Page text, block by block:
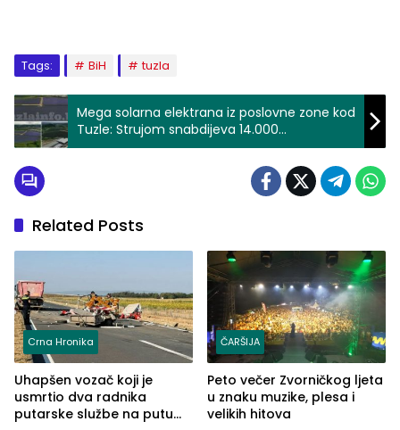
Tags: BiH tuzla
Mega solarna elektrana iz poslovne zone kod
Tuzle: Strujom snabdijeva 14.000
domaćinstava
Related Posts
Crna Hronika
Uhapšen vozač koji je
usmrtio dva radnika
putarske službe na putu
ČARŠIJA
Peto večer Zvorničkog ljeta
u znaku muzike, plesa i
velikih hitova